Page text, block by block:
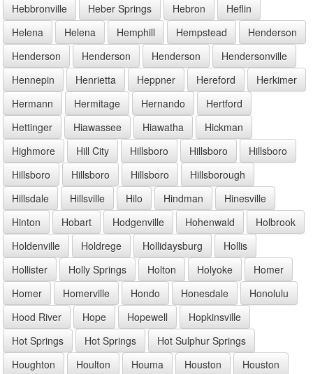
Hebbronville
Heber Springs Hebron
Heflin
Helena
Helena Hemphill Hempstead
Henderson
Henderson
Henderson Henderson
Hendersonville
Hennepin
Henrietta Heppner Hereford
Herkimer
Hermann
Hermitage Hernando
Hertford
Hettinger
Hiawassee Hiawatha
Hickman
Highmore
Hill City Hillsboro Hillsboro
Hillsboro
Hillsboro
Hillsboro Hillsboro
Hillsborough
Hillsdale
Hillsville Hilo Hindman
Hinesville
Hinton
Hobart Hodgenville Hohenwald
Holbrook
Holdenville
Holdrege Hollidaysburg
Hollis
Hollister
Holly Springs Holton Holyoke
Homer
Homer
Homerville Hondo Honesdale
Honolulu
Hood River
Hope Hopewell
Hopkinsville
Hot Springs
Hot Springs
Hot Sulphur Springs
Houghton
Houlton Houma Houston
Houston